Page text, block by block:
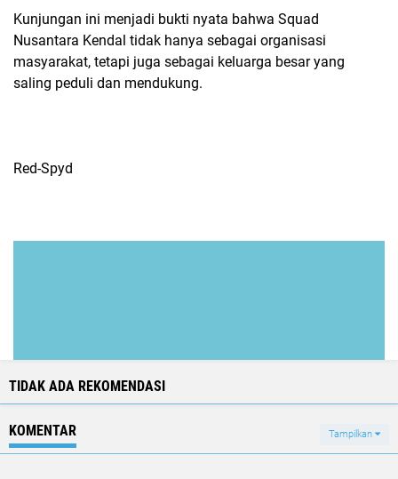
Kunjungan ini menjadi bukti nyata bahwa Squad
Nusantara Kendal tidak hanya sebagai organisasi
masyarakat, tetapi juga sebagai keluarga besar yang
saling peduli dan mendukung.
Red-Spyd
TIDAK ADA REKOMENDASI
KOMENTAR Tampilkan